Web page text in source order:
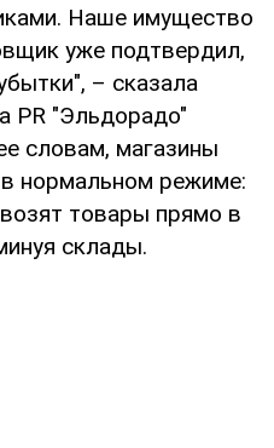
Наше имущество
уже подтвердил,
– сказала
PR "Эльдорадо"
словам, магазины
нормальном режиме:
товары прямо в
склады.